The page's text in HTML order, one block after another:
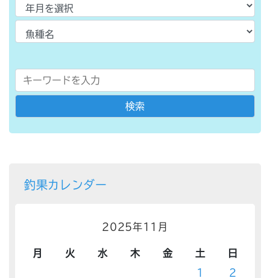
釣果カレンダー
2025年11月
月 火 水 木 金 土
日
1
2